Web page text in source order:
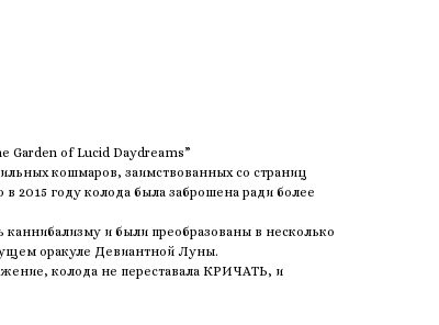
Garden of Lucid Daydreams”
кошмаров, заимствованных со страниц
2015 году колода была заброшена ради более
и были преобразованы в несколько
оракуле Девиантной Луны.
колода не переставала КРИЧАТЬ, и